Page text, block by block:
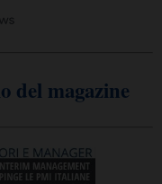
del magazine